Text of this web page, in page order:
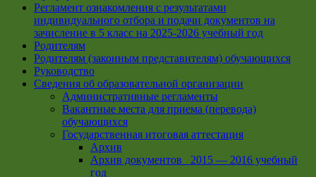
Регламент ознакомления с результатами
индивидуального отбора и подачи документов на
зачисление в 5 класс на 2025-2026 учебный год
Родителям
Родителям (законным представителям) обучающихся
Руководство
Сведения об образовательной организации
Административные регламенты
Вакантные места для приема (перевода)
обучающихся
Государственная итоговая аттестация
Архив
Архив документов _2015 — 2016 учебный
год